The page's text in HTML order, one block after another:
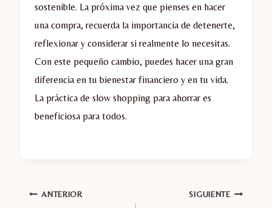
sostenible. La próxima vez que pienses en hacer
una compra, recuerda la importancia de detenerte,
reflexionar y considerar si realmente lo necesitas.
Con este pequeño cambio, puedes hacer una gran
diferencia en tu bienestar financiero y en tu vida.
La práctica de slow shopping para ahorrar es
beneficiosa para todos.
Navegación
ANTERIOR SIGUIENTE